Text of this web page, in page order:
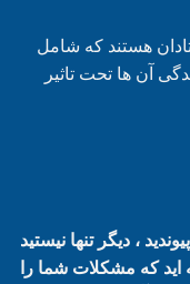
هستند که شامل
که زندگی آن ها تحت تاثیر
، دیگر تنها نیستید
که مشکلات شما را